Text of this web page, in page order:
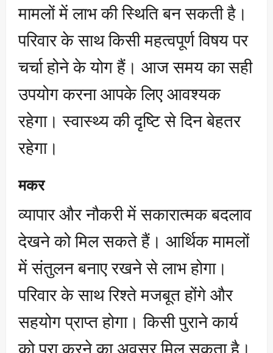
मामलों में लाभ की स्थिति बन सकती है।
परिवार के साथ किसी महत्वपूर्ण विषय पर
चर्चा होने के योग हैं। आज समय का सही
उपयोग करना आपके लिए आवश्यक
रहेगा। स्वास्थ्य की दृष्टि से दिन बेहतर
रहेगा।
मकर
व्यापार और नौकरी में सकारात्मक बदलाव
देखने को मिल सकते हैं। आर्थिक मामलों
में संतुलन बनाए रखने से लाभ होगा।
परिवार के साथ रिश्ते मजबूत होंगे और
सहयोग प्राप्त होगा। किसी पुराने कार्य
को पूरा करने का अवसर मिल सकता है।